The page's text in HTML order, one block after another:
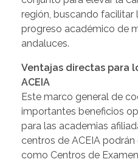
región, buscando
progreso académico de
andaluces.
Ventajas directas para
ACEIA
Este marco general de
importantes beneficios
para las academias
centros de ACEIA
como Centros de